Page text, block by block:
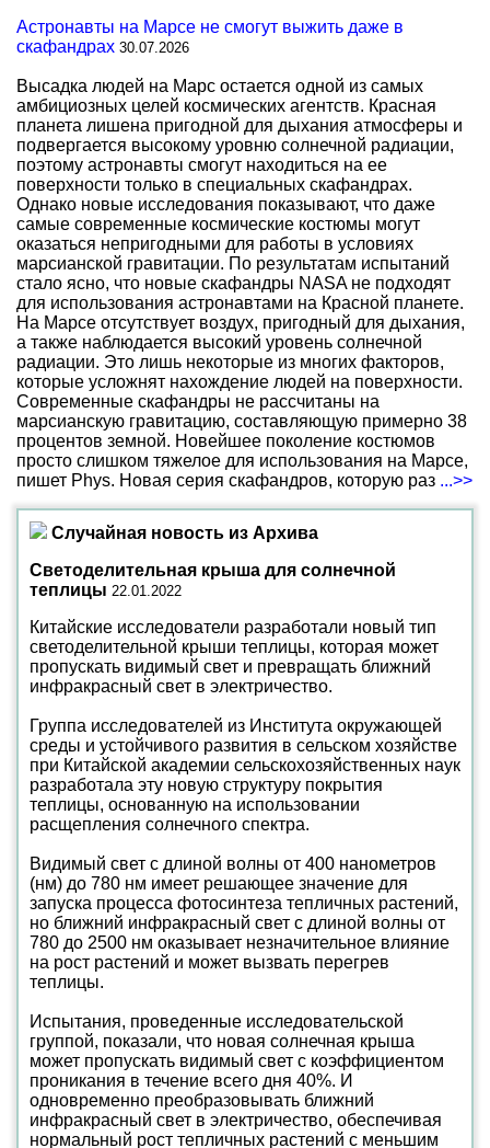
Астронавты на Марсе не смогут выжить даже в
скафандрах 30.07.2026
Высадка людей на Марс остается одной из самых
амбициозных целей космических агентств. Красная
планета лишена пригодной для дыхания атмосферы и
подвергается высокому уровню солнечной радиации,
поэтому астронавты смогут находиться на ее
поверхности только в специальных скафандрах.
Однако новые исследования показывают, что даже
самые современные космические костюмы могут
оказаться непригодными для работы в условиях
марсианской гравитации. По результатам испытаний
стало ясно, что новые скафандры NASA не подходят
для использования астронавтами на Красной планете.
На Марсе отсутствует воздух, пригодный для дыхания,
а также наблюдается высокий уровень солнечной
радиации. Это лишь некоторые из многих факторов,
которые усложнят нахождение людей на поверхности.
Современные скафандры не рассчитаны на
марсианскую гравитацию, составляющую примерно 38
процентов земной. Новейшее поколение костюмов
просто слишком тяжелое для использования на Марсе,
пишет Phys. Новая серия скафандров, которую раз ...>>
Случайная новость из Архива
Светоделительная крыша для солнечной
теплицы 22.01.2022
Китайские исследователи разработали новый тип
светоделительной крыши теплицы, которая может
пропускать видимый свет и превращать ближний
инфракрасный свет в электричество.
Группа исследователей из Института окружающей
среды и устойчивого развития в сельском хозяйстве
при Китайской академии сельскохозяйственных наук
разработала эту новую структуру покрытия
теплицы, основанную на использовании
расщепления солнечного спектра.
Видимый свет с длиной волны от 400 нанометров
(нм) до 780 нм имеет решающее значение для
запуска процесса фотосинтеза тепличных растений,
но ближний инфракрасный свет с длиной волны от
780 до 2500 нм оказывает незначительное влияние
на рост растений и может вызвать перегрев
теплицы.
Испытания, проведенные исследовательской
группой, показали, что новая солнечная крыша
может пропускать видимый свет с коэффициентом
проникания в течение всего дня 40%. И
одновременно преобразовывать ближний
инфракрасный свет в электричество, обеспечивая
нормальный рост тепличных растений с меньшим